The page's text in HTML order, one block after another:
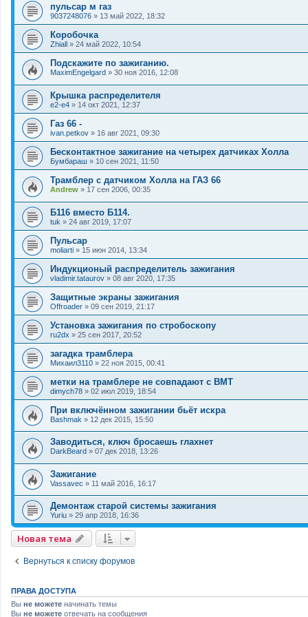
пульсар м газ
9037248076 » 13 май 2022, 18:32
Коробочка
Zhiall » 24 май 2022, 10:54
Подскажите по зажиганию.
MaximEngelgard » 30 ноя 2016, 12:08
Крышка распределителя
e2-e4 » 14 окт 2021, 12:37
Газ 66 -
ivan.petkov » 16 авг 2021, 09:30
Бесконтактное зажигание на четырех датчиках Холла
Бумбараш » 10 сен 2021, 11:50
Трамблер с датчиком Холла на ГАЗ 66
Andrew » 17 сен 2006, 00:35
Б116 вместо Б114.
tuk » 24 авг 2019, 17:07
Пульсар
moliarti » 15 июн 2014, 13:34
Индукционый распределитель зажигания
vladimir.tataurov » 08 авг 2020, 17:35
Защитные экраны зажигания
Offroader » 09 сен 2019, 21:17
Установка зажигания по стробоскопу
ru2dx » 25 сен 2017, 20:52
загадка трамблера
Михаил3110 » 22 ноя 2015, 00:41
метки на трамблере не совпадают с ВМТ
dimych78 » 02 июл 2019, 18:54
При включённом зажигании бьёт искра
Bashmak » 12 дек 2015, 15:50
Заводиться, ключ бросаешь глахнет
DarkBeard » 07 дек 2018, 13:26
Зажигание
Vassavec » 11 май 2016, 16:17
Демонтаж старой системы зажигания
Yuriu » 29 апр 2018, 16:36
Новая тема
Вернуться к списку форумов
ПРАВА ДОСТУПА
Вы не можете начинать темы
Вы не можете отвечать на сообщения